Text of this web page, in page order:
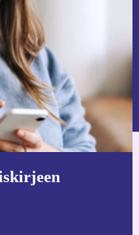
.